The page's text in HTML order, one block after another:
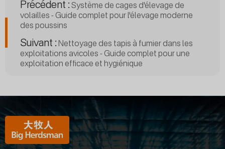
Précédent : Système de cages d'élevage de
volailles - Guide complet pour l'élevage moderne
des poussins
Suivant : Nettoyage des tapis à fumier dans les
exploitations avicoles - Guide complet pour une
exploitation efficace et hygiénique